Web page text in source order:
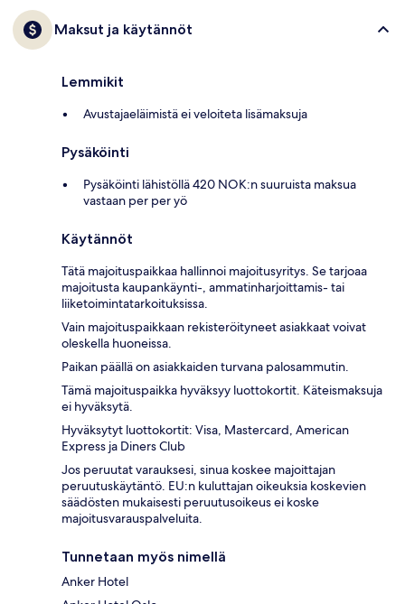
Maksut ja käytännöt
Lemmikit
Avustajaeläimistä ei veloiteta lisämaksuja
Pysäköinti
Pysäköinti lähistöllä 420 NOK:n suuruista maksua
vastaan per per yö
Käytännöt
Tätä majoituspaikkaa hallinnoi majoitusyritys. Se tarjoaa
majoitusta kaupankäynti-, ammatinharjoittamis- tai
liiketoimintatarkoituksissa.
Vain majoituspaikkaan rekisteröityneet asiakkaat voivat
oleskella huoneissa.
Paikan päällä on asiakkaiden turvana palosammutin.
Tämä majoituspaikka hyväksyy luottokortit. Käteismaksuja
ei hyväksytä.
Hyväksytyt luottokortit: Visa, Mastercard, American
Express ja Diners Club
Jos peruutat varauksesi, sinua koskee majoittajan
peruutuskäytäntö. EU:n kuluttajan oikeuksia koskevien
säädösten mukaisesti peruutusoikeus ei koske
majoitusvarauspalveluita.
Tunnetaan myös nimellä
Anker Hotel